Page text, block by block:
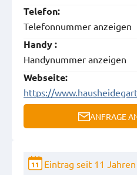
Telefon:
Telefonnummer anzeigen
Handy :
Handynummer anzeigen
Webseite:
https://
ANFRAGE
11 Eintrag seit 11